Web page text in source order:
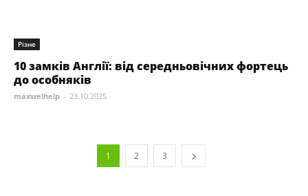
Різне
10 замків Англії: від середньовічних фортець
до особняків
maxwelhelp - 23.10.2025
1 2 3